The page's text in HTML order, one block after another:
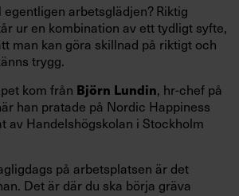
egentligen arbetsglädjen? Riktig
ur en kombination av ett tydligt syfte,
man kan göra skillnad på riktigt och
trygg.
kom från Björn Lundin, hr-chef på
han pratade på Nordic Happiness
av Handelshögskolan i Stockholm
på arbetsplatsen är det
Det är där du ska börja gräva